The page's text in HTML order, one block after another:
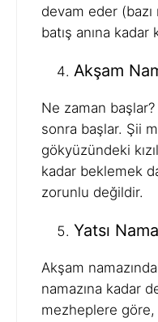
devam eder
batış anına kadar
Akşam
Ne zaman
sonra başlar. Şii
gökyüzündeki
kadar beklemek
zorunlu değildir.
Yatsı
Akşam
namazına kadar
mezheplere göre,